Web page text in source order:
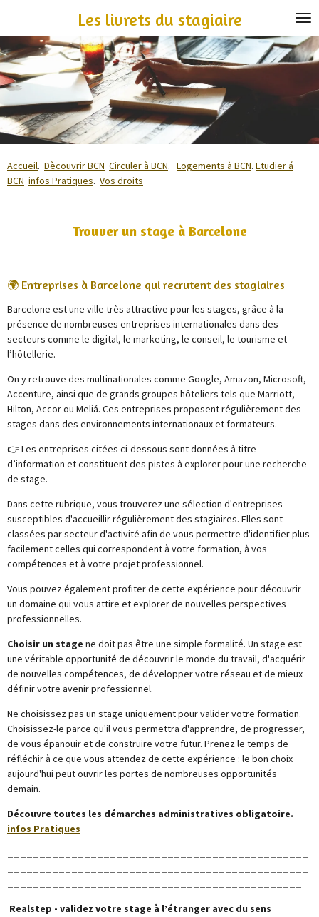
contenu
principal
Les livrets du stagiaire
Accueil. Dècouvrir BCN Circuler à BCN. Logements à BCN. Etudier á
BCN infos Pratiques. Vos droits
Trouver un stage à Barcelone
🌍 Entreprises à Barcelone qui recrutent des stagiaires
Barcelone est une ville très attractive pour les stages, grâce à la
présence de nombreuses entreprises internationales dans des
secteurs comme le digital, le marketing, le conseil, le tourisme et
l’hôtellerie.
On y retrouve des multinationales comme Google, Amazon, Microsoft,
Accenture, ainsi que de grands groupes hôteliers tels que Marriott,
Hilton, Accor ou Meliá. Ces entreprises proposent régulièrement des
stages dans des environnements internationaux et formateurs.
👉 Les entreprises citées ci-dessous sont données à titre
d’information et constituent des pistes à explorer pour une recherche
de stage.
Dans cette rubrique, vous trouverez une sélection d'entreprises
susceptibles d'accueillir régulièrement des stagiaires. Elles sont
classées par secteur d'activité afin de vous permettre d'identifier plus
facilement celles qui correspondent à votre formation, à vos
compétences et à votre projet professionnel.
Vous pouvez également profiter de cette expérience pour découvrir
un domaine qui vous attire et explorer de nouvelles perspectives
professionnelles.
Choisir un stage ne doit pas être une simple formalité. Un stage est
une véritable opportunité de découvrir le monde du travail, d'acquérir
de nouvelles compétences, de développer votre réseau et de mieux
définir votre avenir professionnel.
Ne choisissez pas un stage uniquement pour valider votre formation.
Choisissez-le parce qu'il vous permettra d'apprendre, de progresser,
de vous épanouir et de construire votre futur. Prenez le temps de
réfléchir à ce que vous attendez de cette expérience : le bon choix
aujourd'hui peut ouvrir les portes de nombreuses opportunités
demain.
Découvre toutes les démarches administratives obligatoire.
infos Pratiques
Realstep - validez votre stage à l’étranger avec du sens